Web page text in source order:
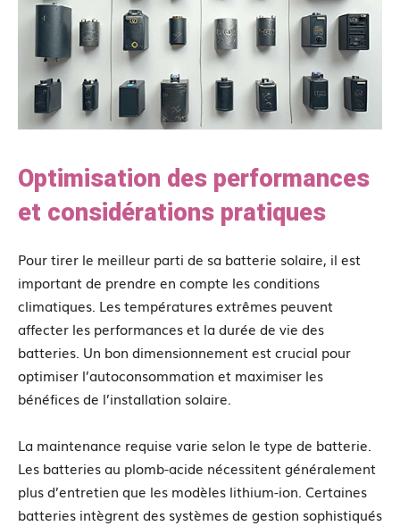
Optimisation des performances
et considérations pratiques
Pour tirer le meilleur parti de sa batterie solaire, il est
important de prendre en compte les conditions
climatiques. Les températures extrêmes peuvent
affecter les performances et la durée de vie des
batteries. Un bon dimensionnement est crucial pour
optimiser l’autoconsommation et maximiser les
bénéfices de l’installation solaire.
La maintenance requise varie selon le type de batterie.
Les batteries au plomb-acide nécessitent généralement
plus d’entretien que les modèles lithium-ion. Certaines
batteries intègrent des systèmes de gestion sophistiqués